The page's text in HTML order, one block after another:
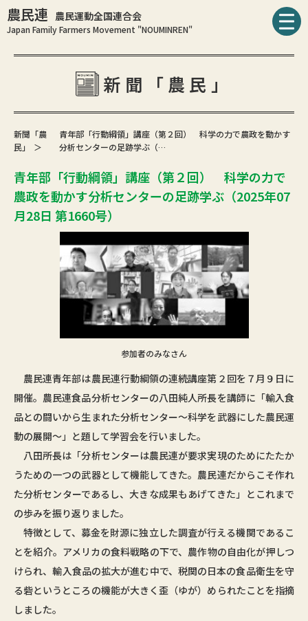
農民連 農民運動全国連合会
Japan Family Farmers Movement "NOUMINREN"
新聞「農民」
新聞「農
民」
青年部「行動綱領」講座（第２回） 科学の力で農政を動かす
分析センターの足跡学ぶ（…
青年部「行動綱領」講座（第２回） 科学の力で
農政を動かす分析センターの足跡学ぶ（2025年07
月28日 第1660号）
参加者のみなさん
農民連青年部は農民連行動綱領の連続講座第２回を７月９日に
開催。農民連食品分析センターの八田純人所長を講師に「輸入食
品との闘いから生まれた分析センター～科学を武器にした農民運
動の展開～」と題して学習会を行いました。
八田所長は「分析センターは農民連が要求実現のためにたたか
うための一つの武器として機能してきた。農民連だからこそ作れ
た分析センターであるし、大きな成果もあげてきた」とこれまで
の歩みを振り返りました。
特徴として、募金を財源に独立した調査が行える機関であるこ
とを紹介。アメリカの食料戦略の下で、農作物の自由化が押しつ
けられ、輸入食品の拡大が進む中で、税関の日本の食品衛生を守
る砦というところの機能が大きく歪（ゆが）められたことを指摘
しました。